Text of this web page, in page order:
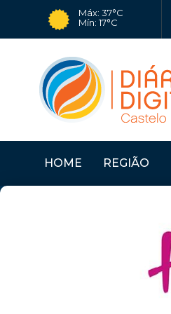
Máx: 37°C
Mín: 17°C
HOME REGIÃO